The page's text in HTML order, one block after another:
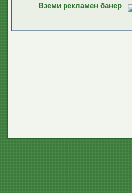
Вземи рекламен банер